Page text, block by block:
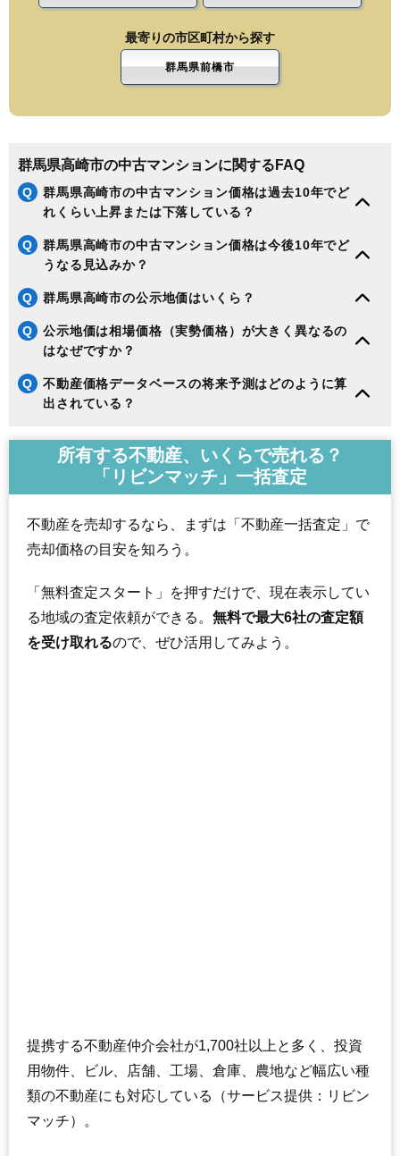
最寄りの市区町村から探す
群馬県前橋市
群馬県高崎市の中古マンションに関するFAQ
Q
群馬県高崎市の中古マンション価格は過去10年でど
れくらい上昇または下落している？
Q
群馬県高崎市の中古マンション価格は今後10年でど
うなる見込みか？
Q 群馬県高崎市の公示地価はいくら？
Q
公示地価は相場価格（実勢価格）が大きく異なるの
はなぜですか？
Q
不動産価格データベースの将来予測はどのように算
出されている？
所有する不動産、いくらで売れる？
「リビンマッチ」一括査定
不動産を売却するなら、まずは「不動産一括査定」で
売却価格の目安を知ろう。
「無料査定スタート」を押すだけで、現在表示してい
る地域の査定依頼ができる。 無料で最大6社の査定額
を受け取れるので、ぜひ活用してみよう。
提携する不動産仲介会社が1,700社以上と多く、投資
用物件、ビル、店舗、工場、倉庫、農地など幅広い種
類の不動産にも対応している（サービス提供：リビン
マッチ）。